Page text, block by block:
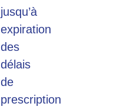
jusqu’à
expiration
des
délais
de
prescription